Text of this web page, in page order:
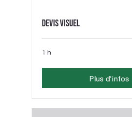
Devis visuel
1 h
Plus d'infos